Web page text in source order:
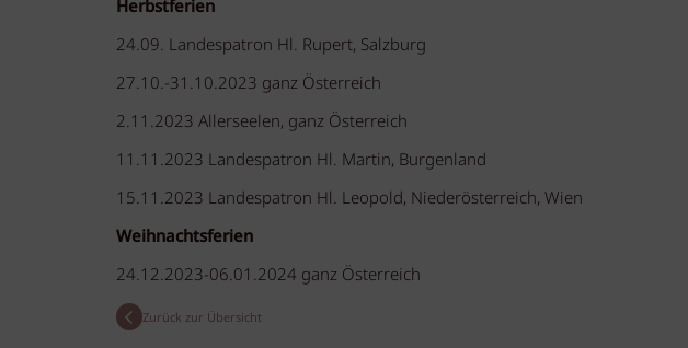
Herbstferien
24.09. Landespatron Hl. Rupert, Salzburg
27.10.-31.10.2023 ganz Österreich
2.11.2023 Allerseelen, ganz Österreich
11.11.2023 Landespatron Hl. Martin, Burgenland
15.11.2023 Landespatron Hl. Leopold, Niederösterreich, Wien
Weihnachtsferien
24.12.2023-06.01.2024 ganz Österreich
Zurück zur Übersicht